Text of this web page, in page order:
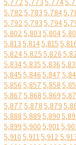
5,7725,7735,774
5,7825,7835,784
5,7925,7935,794
5,8025,8035,804
5,8135,8145,815
5,8245,8255,826
5,8345,8355,836
5,8455,8465,847
5,8565,8575,858
5,8675,8685,869
5,8775,8785,879
5,8885,8895,890
5,8995,9005,901
5,9105,9115,912